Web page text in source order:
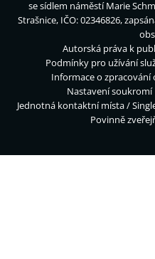
se sídlem náměstí Marie
Strašnice, IČO: 02346826,
Autorská práva k
Podmínky pro užívání
Informace o zpracování
Nastavení soukromí
Jednotná kontaktní místa /
Povinně